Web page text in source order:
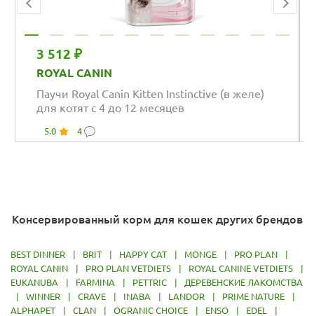
3 512 ₽
ROYAL CANIN
Паучи Royal Canin Kitten Instinctive (в желе)
для котят с 4 до 12 месяцев
5.0 4
Консервированный корм для кошек других брендов
BEST DINNER | BRIT | HAPPY CAT | MONGE | PRO PLAN
|
ROYAL CANIN
| PRO PLAN VETDIETS | ROYAL CANINE VETDIETS
|
EUKANUBA
| FARMINA | PETTRIC |
ДЕРЕВЕНСКИЕ ЛАКОМСТВА
|
WINNER | CRAVE | INABA | LANDOR | PRIME NATURE
|
ALPHAPET
| CLAN | OGRANIC CHOICE | ENSO | EDEL
|